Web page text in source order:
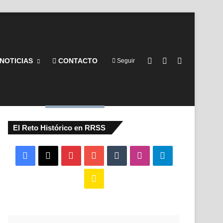
CONTACTO Seguir Barra lateral
Switch skin
El Reto Histórico en RRSS
Facebook PinterestYouTubeTumblr Instagram